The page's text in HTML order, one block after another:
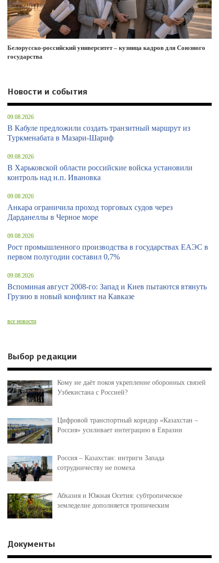
Белорусско-российский университет – кузница кадров для Союзного
государства
Новости и события
09.08.2026
В Кабуле предложили создать транзитный маршрут из
Туркменабата в Мазари-Шариф
09.08.2026
В Харьковской области российские войска установили
контроль над н.п. Ивановка
09.08.2026
Анкара ограничила проход торговых судов через
Дарданеллы в Черное море
09.08.2026
Рост промышленного производства в государствах ЕАЭС в
первом полугодии составил 0,7%
09.08.2026
Вспоминая август 2008-го: Запад и Киев пытаются втянуть
Грузию в новый конфликт на Кавказе
все новости
Выбор редакции
Кому не даёт покоя укрепление оборонных связей
Узбекистана с Россией?
Цифровой транспортный коридор «Казахстан –
Россия» усиливает интеграцию в Евразии
Россия – Казахстан: интриги Запада
сотрудничеству не помеха
Абхазия и Южная Осетия: субтропическое
земледелие дополняется тропическим
Документы